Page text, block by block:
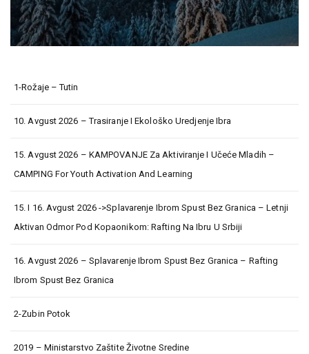
1-Rožaje – Tutin
10. Avgust 2026 – Trasiranje I Ekološko Uredjenje Ibra
15. Avgust 2026 – KAMPOVANJE Za Aktiviranje I Učeće Mladih –
CAMPING For Youth Activation And Learning
15. I 16. Avgust 2026 ->Splavarenje Ibrom Spust Bez Granica – Letnji
Aktivan Odmor Pod Kopaonikom: Rafting Na Ibru U Srbiji
16. Avgust 2026 – Splavarenje Ibrom Spust Bez Granica – Rafting
Ibrom Spust Bez Granica
2-Zubin Potok
2019 – Ministarstvo Zaštite Životne Sredine